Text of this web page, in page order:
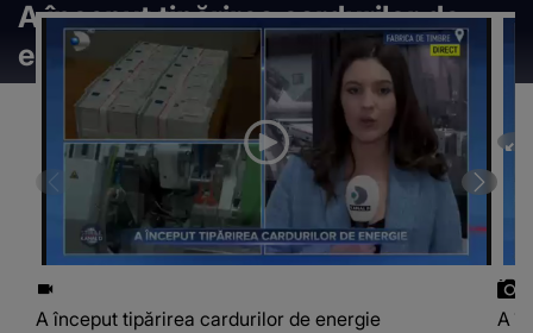
A început tipărirea cardurilor de
energie
A început tipărirea cardurilor de energie A